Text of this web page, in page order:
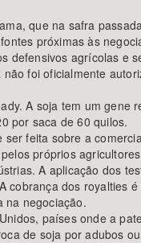
que na safra
próximas às
defensivos agrícolas e
foi oficialmente
A soja tem um gene
por saca de 60 quilos.
feita sobre a
próprios
A aplicação dos
cobrança dos royalties
na negociação.
países onde a
de soja por adubos